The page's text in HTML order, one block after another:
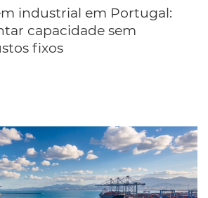
industrial em Portugal:
capacidade sem
fixos